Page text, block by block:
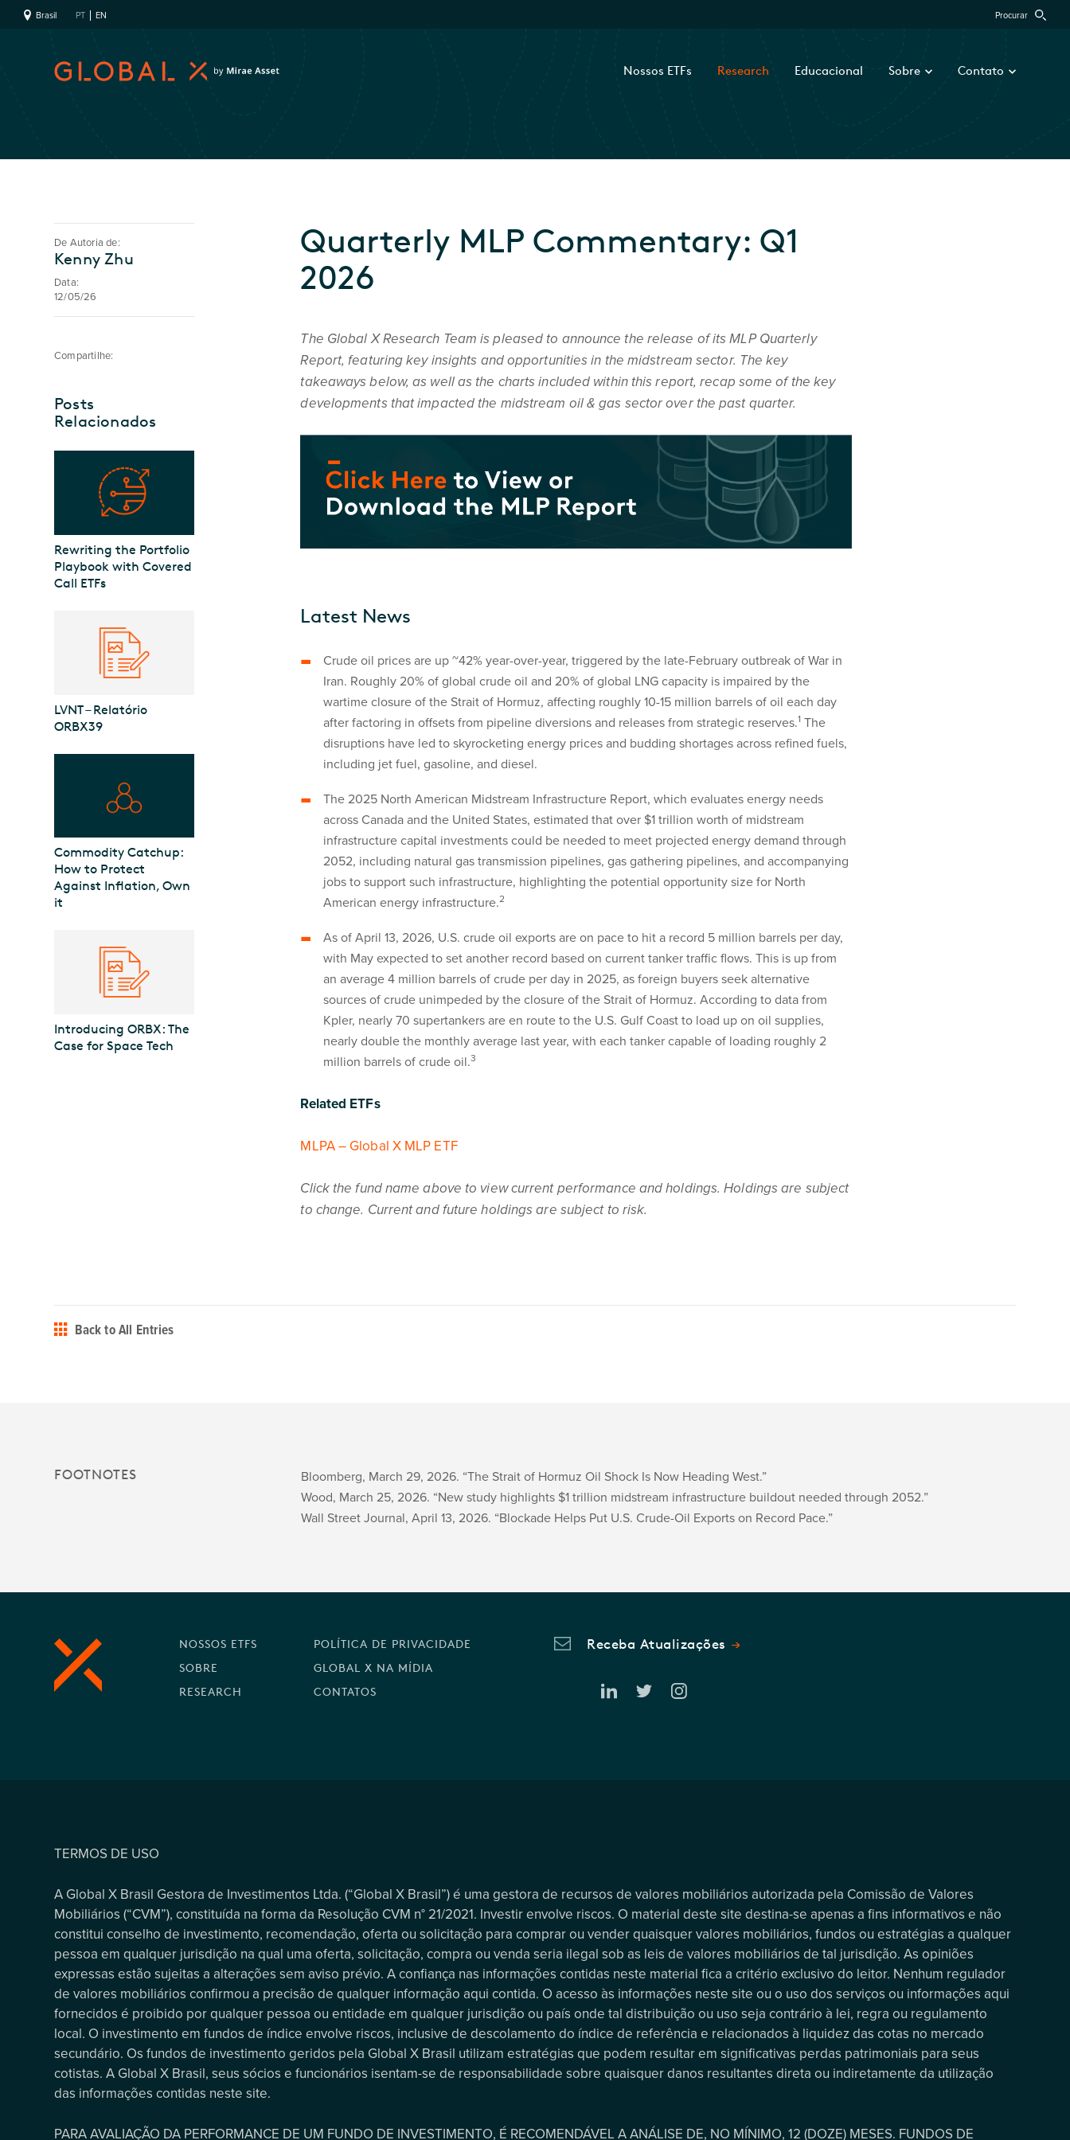
Brasil PT EN Procurar
Nossos ETFs Research Educacional Sobre Contato
Quarterly MLP Commentary: Q1
2026
The Global X Research Team is pleased to announce the release of its MLP Quarterly
Report, featuring key insights and opportunities in the midstream sector. The key
takeaways below, as well as the charts included within this report, recap some of the key
developments that impacted the midstream oil & gas sector over the past quarter.
Latest News
Crude oil prices are up ~42% year-over-year, triggered by the late-February outbreak of War in
Iran. Roughly 20% of global crude oil and 20% of global LNG capacity is impaired by the
wartime closure of the Strait of Hormuz, affecting roughly 10-15 million barrels of oil each day
after factoring in offsets from pipeline diversions and releases from strategic reserves.1 The
disruptions have led to skyrocketing energy prices and budding shortages across refined fuels,
including jet fuel, gasoline, and diesel.
The 2025 North American Midstream Infrastructure Report, which evaluates energy needs
across Canada and the United States, estimated that over $1 trillion worth of midstream
infrastructure capital investments could be needed to meet projected energy demand through
2052, including natural gas transmission pipelines, gas gathering pipelines, and accompanying
jobs to support such infrastructure, highlighting the potential opportunity size for North
American energy infrastructure.2
As of April 13, 2026, U.S. crude oil exports are on pace to hit a record 5 million barrels per day,
with May expected to set another record based on current tanker traffic flows. This is up from
an average 4 million barrels of crude per day in 2025, as foreign buyers seek alternative
sources of crude unimpeded by the closure of the Strait of Hormuz. According to data from
Kpler, nearly 70 supertankers are en route to the U.S. Gulf Coast to load up on oil supplies,
nearly double the monthly average last year, with each tanker capable of loading roughly 2
million barrels of crude oil.3
Related ETFs
MLPA – Global X MLP ETF
Click the fund name above to view current performance and holdings. Holdings are subject
to change. Current and future holdings are subject to risk.
De Autoria de:
Kenny Zhu
Data:
12/05/26
Compartilhe:
Posts
Relacionados
Rewriting the Portfolio
Playbook with Covered
Call ETFs
LVNT – Relatório
ORBX39
Commodity Catchup:
How to Protect
Against Inflation, Own
it
Introducing ORBX: The
Case for Space Tech
Back to All Entries
FOOTNOTES
Bloomberg, March 29, 2026. “The Strait of Hormuz Oil Shock Is Now Heading West.”
Wood, March 25, 2026. “New study highlights $1 trillion midstream infrastructure buildout needed through 2052.”
Wall Street Journal, April 13, 2026. “Blockade Helps Put U.S. Crude-Oil Exports on Record Pace.”
NOSSOS ETFS
SOBRE
RESEARCH
POLÍTICA DE PRIVACIDADE
GLOBAL X NA MÍDIA
CONTATOS
Receba Atualizações
TERMOS DE USO
A Global X Brasil Gestora de Investimentos Ltda. (“Global X Brasil”) é uma gestora de recursos de valores mobiliários autorizada pela Comissão de Valores
Mobiliários (“CVM”), constituída na forma da Resolução CVM n° 21/2021. Investir envolve riscos. O material deste site destina-se apenas a fins informativos e não
constitui conselho de investimento, recomendação, oferta ou solicitação para comprar ou vender quaisquer valores mobiliários, fundos ou estratégias a qualquer
pessoa em qualquer jurisdição na qual uma oferta, solicitação, compra ou venda seria ilegal sob as leis de valores mobiliários de tal jurisdição. As opiniões
expressas estão sujeitas a alterações sem aviso prévio. A confiança nas informações contidas neste material fica a critério exclusivo do leitor. Nenhum regulador
de valores mobiliários confirmou a precisão de qualquer informação aqui contida. O acesso às informações neste site ou o uso dos serviços ou informações aqui
fornecidos é proibido por qualquer pessoa ou entidade em qualquer jurisdição ou país onde tal distribuição ou uso seja contrário à lei, regra ou regulamento
local. O investimento em fundos de índice envolve riscos, inclusive de descolamento do índice de referência e relacionados à liquidez das cotas no mercado
secundário. Os fundos de investimento geridos pela Global X Brasil utilizam estratégias que podem resultar em significativas perdas patrimoniais para seus
cotistas. A Global X Brasil, seus sócios e funcionários isentam-se de responsabilidade sobre quaisquer danos resultantes direta ou indiretamente da utilização
das informações contidas neste site.
PARA AVALIAÇÃO DA PERFORMANCE DE UM FUNDO DE INVESTIMENTO, É RECOMENDÁVEL A ANÁLISE DE, NO MÍNIMO, 12 (DOZE) MESES. FUNDOS DE